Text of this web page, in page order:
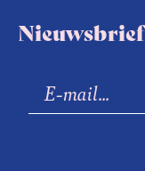
Nieuwsbrief